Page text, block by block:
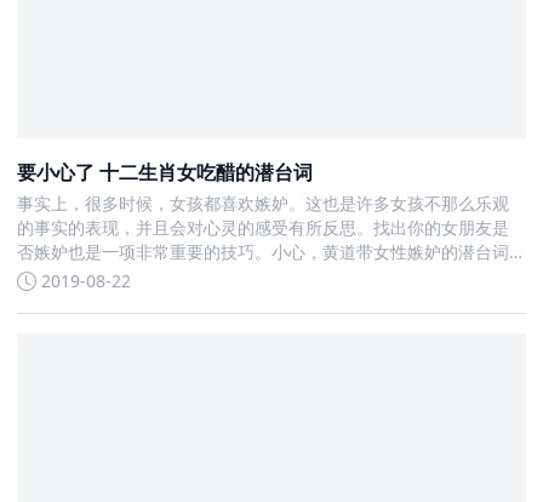
要小心了 十二生肖女吃醋的潜台词
事实上，很多时候，女孩都喜欢嫉妒。这也是许多女孩不那么乐观
的事实的表现，并且会对心灵的感受有所反思。找出你的女朋友是
否嫉妒也是一项非常重要的技巧。小心，黄道带女性嫉妒的潜台词
就是这些
2019-08-22